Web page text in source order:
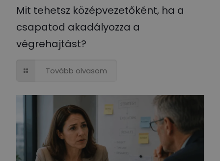
Mit tehetsz középvezetőként, ha a
csapatod akadályozza a
végrehajtást?
Tovább olvasom